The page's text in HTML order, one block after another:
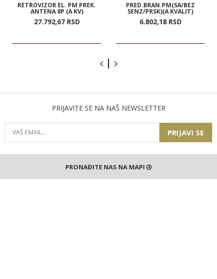
RETROVIZOR EL. PM PREK.
ANTENA 8P (A KV)
27.792,67 RSD
PRED.BRAN.PM(SA/BEZ
SENZ/PRSK)(A KVALIT)
6.802,18 RSD
PRIJAVITE SE NA NAŠ NEWSLETTER
PRIJAVI SE
PRONAĐITE NAS NA MAPI